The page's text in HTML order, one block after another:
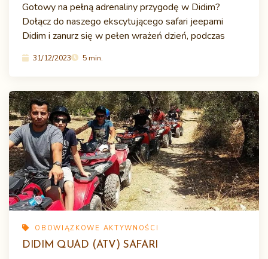
Gotowy na pełną adrenaliny przygodę w Didim?
Dołącz do naszego ekscytującego safari jeepami
Didim i zanurz się w pełen wrażeń dzień, podczas
31/12/2023 5 min.
OBOWIĄZKOWE AKTYWNOŚCI
DIDIM QUAD (ATV) SAFARI